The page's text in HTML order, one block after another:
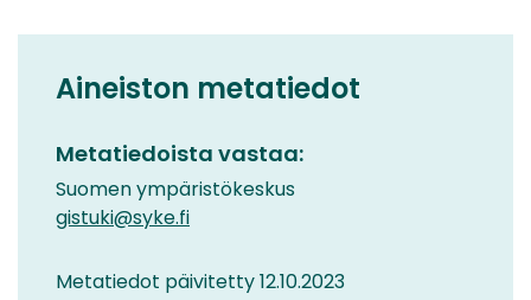
Aineiston metatiedot
Metatiedoista vastaa:
Suomen ympäristökeskus
gistuki@syke.fi
Metatiedot päivitetty 12.10.2023